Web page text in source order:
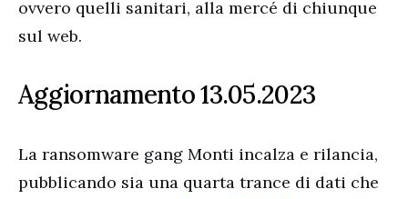
ovvero quelli sanitari, alla mercé di chiunque
sul web.
Aggiornamento 13.05.2023
La ransomware gang Monti incalza e rilancia,
pubblicando sia una quarta trance di dati che